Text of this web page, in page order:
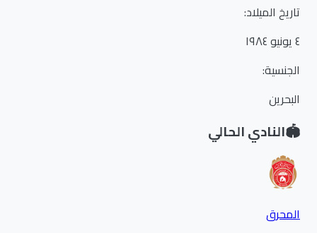
تاريخ الميلاد:
الجنسية:
البحرين
النادي الحالي
المحرق